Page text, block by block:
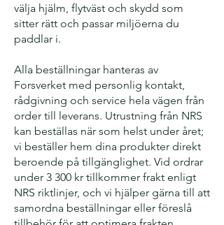
välja hjälm, flytväst och skydd som
sitter rätt och passar miljöerna du
paddlar i.
Alla beställningar hanteras av
Forsverket med personlig kontakt,
rådgivning och service hela vägen från
order till leverans. Utrustning från NRS
kan beställas när som helst under året;
vi beställer hem dina produkter direkt
beroende på tillgänglighet. Vid ordrar
under 3 300 kr tillkommer frakt enligt
NRS riktlinjer, och vi hjälper gärna till att
samordna beställningar eller föreslå